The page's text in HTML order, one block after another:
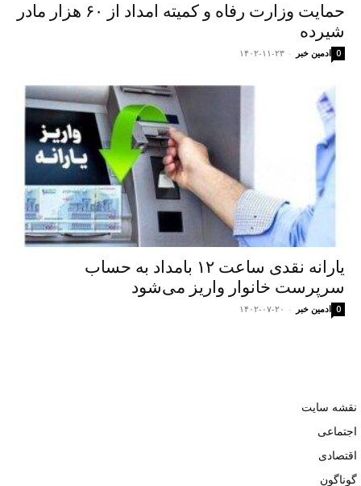
حمایت وزارت رفاه و کمیته امداد از ۶۰ هزار مادر
شیرده
ادمین خبر - ۱۴۰۲-۱۱-۲۳ 0
یارانه نقدی ساعت ۱۲ بامداد به حساب
سرپرست خانوار واریز می‌شود
ادمین خبر - ۱۴۰۲-۰۷-۲۰ 0
نقشه سایت
اجتماعی
اقتصادی
گوناگون